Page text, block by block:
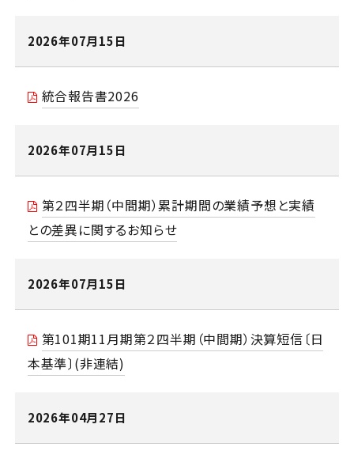
ホテル総合サイト
2026年07月15日
統合報告書2026
2026年07月15日
第２四半期（中間期）累計期間の業績予想と実績
との差異に関するお知らせ
2026年07月15日
第101期11月期第２四半期（中間期）決算短信〔日
本基準〕(非連結)
2026年04月27日